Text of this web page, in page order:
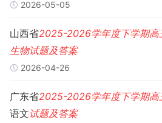
2026-05-05
山西省2025-2026学年度下学期高
生物试题及答案
2026-04-26
广东省2025-2026学年度下学期高
语文试题及答案